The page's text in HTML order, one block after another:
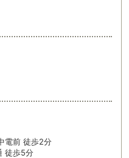
電前 徒歩2分
徒歩5分